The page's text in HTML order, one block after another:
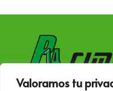
Valoramos tu